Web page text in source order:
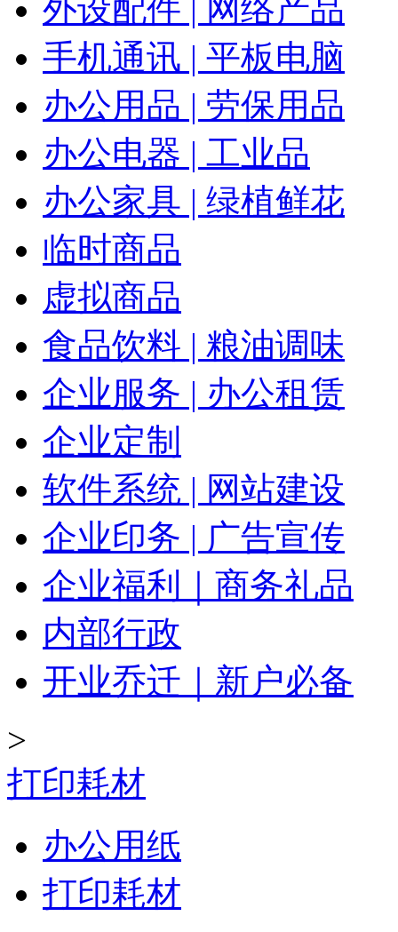
外设配件 | 网络产品
手机通讯 | 平板电脑
办公用品 | 劳保用品
办公电器 | 工业品
办公家具 | 绿植鲜花
临时商品
虚拟商品
食品饮料 | 粮油调味
企业服务 | 办公租赁
企业定制
软件系统 | 网站建设
企业印务 | 广告宣传
企业福利｜商务礼品
内部行政
开业乔迁｜新户必备
>
打印耗材
办公用纸
打印耗材